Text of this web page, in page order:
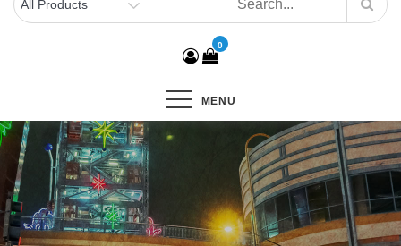
0
MENU